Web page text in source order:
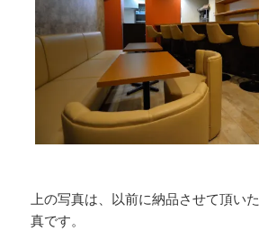
上の写真は、以前に納品させて頂い
真です。